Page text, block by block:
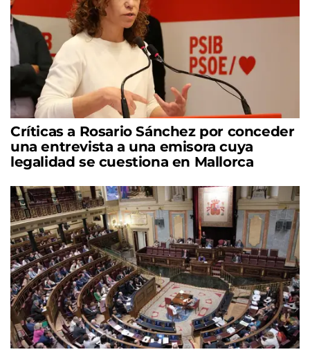
Críticas a Rosario Sánchez por conceder
una entrevista a una emisora cuya
legalidad se cuestiona en Mallorca